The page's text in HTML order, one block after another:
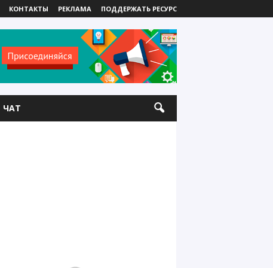
КОНТАКТЫ РЕКЛАМА ПОДДЕРЖАТЬ РЕСУРС
ЧАТ